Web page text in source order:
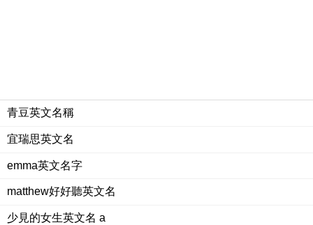
青豆英文名稱
宜瑞思英文名
emma英文名字
matthew好好聽英文名
少見的女生英文名 a